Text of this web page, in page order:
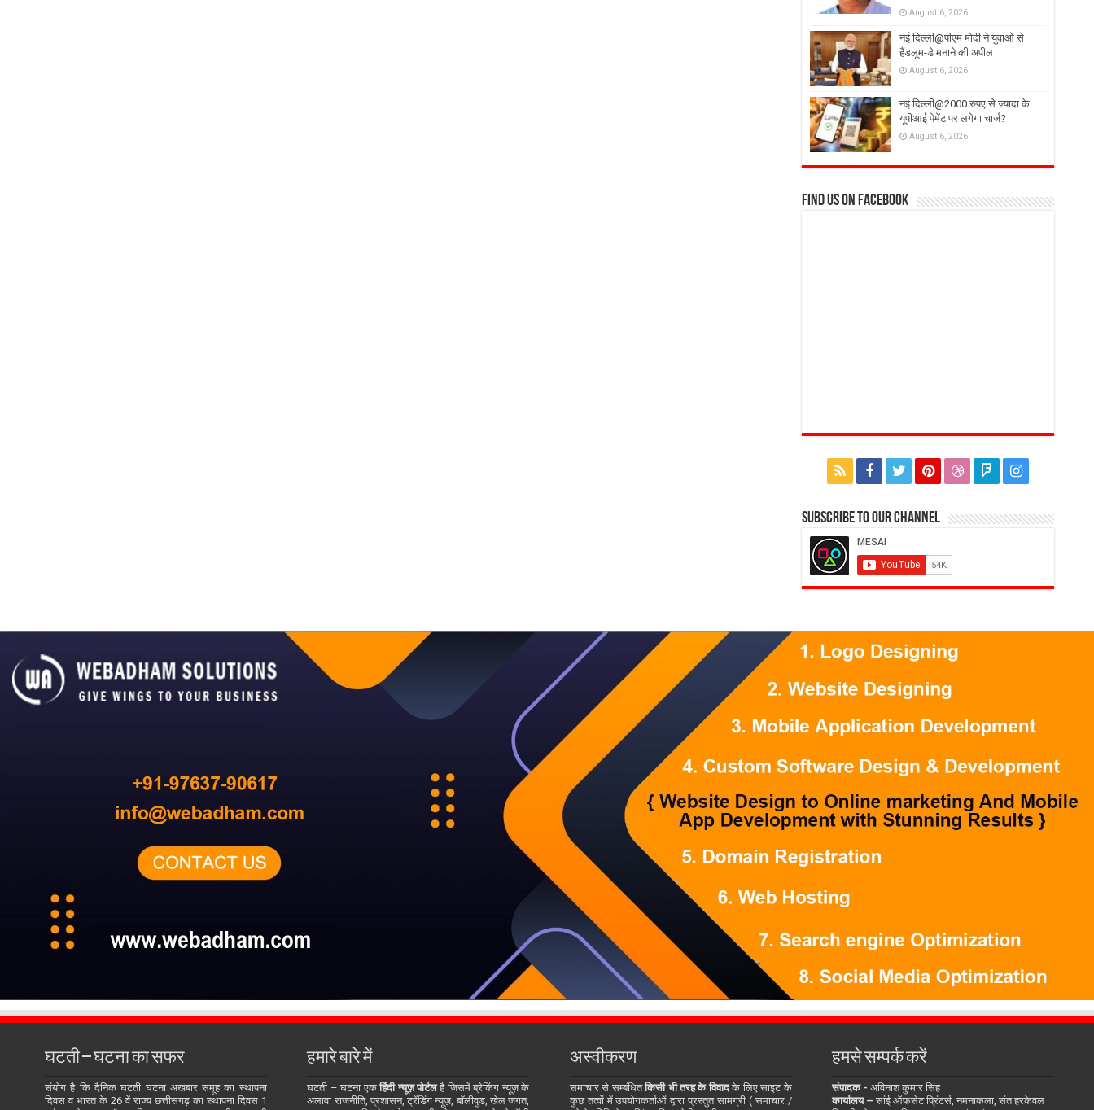
August 6, 2026
नई दिल्ली@पीएम मोदी ने युवाओं से
हैंडलूम-डे मनाने की अपील
August 6, 2026
नई दिल्ली@2000 रुपए से ज्यादा के
यूपीआई पेमेंट पर लगेगा चार्ज?
August 6, 2026
Find us on Facebook
Subscribe to our Channel
घटती – घटना का सफर
संयोग है कि दैनिक घटती घटना अखबार समूह का स्थापना
दिवस व भारत के 26 वें राज्य छत्तीसगढ़ का स्थापना दिवस 1
हमारे बारे में
घटती – घटना एकहिंदी न्यूज़ पोर्टलहै जिसमें ब्रेकिंग न्यूज़ के
अलावा राजनीति, प्रशासन, ट्रेंडिंग न्यूज़, बॉलीवुड, खेल जगत,
अस्वीकरण
समाचार से सम्बंधितकिसी भी तरह के विवादके लिए साइट के
कुछ तत्वों में उपयोगकर्ताओं द्वारा प्रस्तुत सामग्री ( समाचार /
हमसे सम्पर्क करें
संपादक -अविनाश कुमार सिंह
कार्यालय –सांई ऑफसेट प्रिंटर्स, नमनाकला, संत हरकेवल